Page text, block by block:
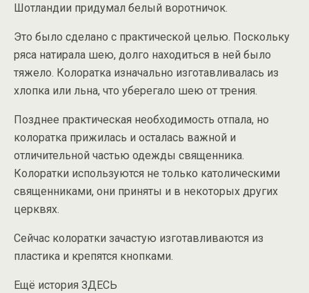
Шотландии придумал белый воротничок.
Это было сделано с практической целью. Поскольку
ряса натирала шею, долго находиться в ней было
тяжело. Колоратка изначально изготавливалась из
хлопка или льна, что уберегало шею от трения.
Позднее практическая необходимость отпала, но
колоратка прижилась и осталась важной и
отличительной частью одежды священника.
Колоратки используются не только католическими
священниками, они приняты и в некоторых других
церквях.
Сейчас колоратки зачастую изготавливаются из
пластика и крепятся кнопками.
Ещё история ЗДЕСЬ